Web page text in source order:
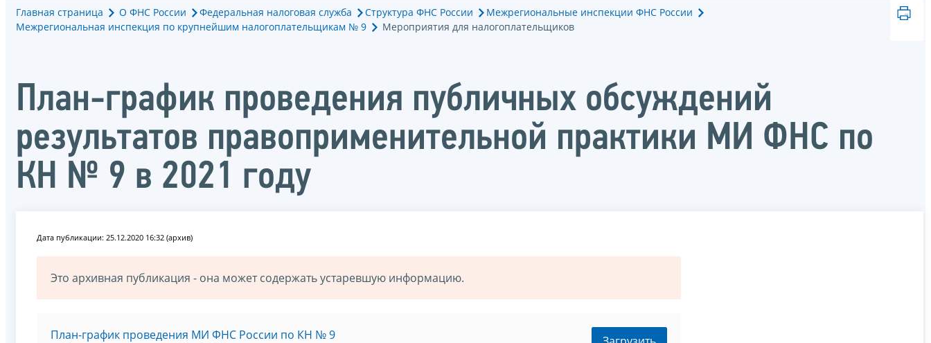
Главная страница О ФНС России Федеральная налоговая служба Структура ФНС России
Межрегиональные инспекции ФНС России
Межрегиональная инспекция по крупнейшим налогоплательщикам № 9
Мероприятия для налогоплательщиков
План-график проведения публичных обсуждений
результатов правоприменительной практики МИ ФНС по
КН № 9 в 2021 году
Дата публикации: 25.12.2020 16:32 (архив)
Это архивная публикация - она может содержать устаревшую информацию.
План-график проведения МИ ФНС России по КН № 9